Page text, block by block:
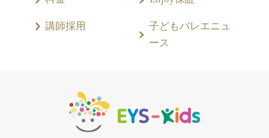
講師採用
子どもバレエニュ
ース